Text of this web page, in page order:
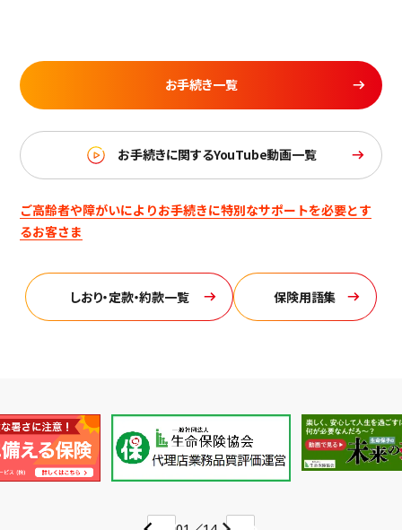
お手続き一覧
お手続きに関するYouTube動画一覧
ご高齢者や障がいによりお手続きに特別なサポートを必要とす
るお客さま
しおり・定款・約款一覧 保険用語集